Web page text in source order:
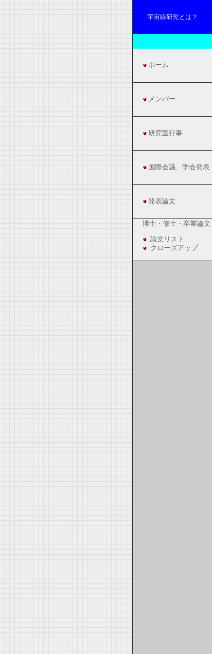
宇宙線研究とは？
ホーム
メンバー
研究室行事
国際会議、学会発表
発表論文
博士・修士・卒業論文
論文リスト
クローズアップ